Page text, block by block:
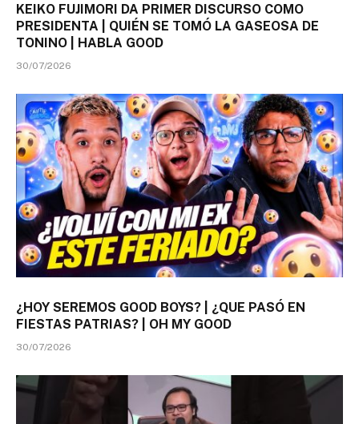
KEIKO FUJIMORI DA PRIMER DISCURSO COMO
PRESIDENTA | QUIÉN SE TOMÓ LA GASEOSA DE
TONINO | HABLA GOOD
30/07/2026
¿HOY SEREMOS GOOD BOYS? | ¿QUE PASÓ EN
FIESTAS PATRIAS? | OH MY GOOD
30/07/2026